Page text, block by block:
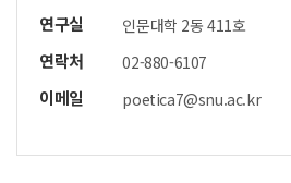
연구실 인문대학 2동 411호
연락처 02-880-6107
이메일
poetica7@snu.ac.kr